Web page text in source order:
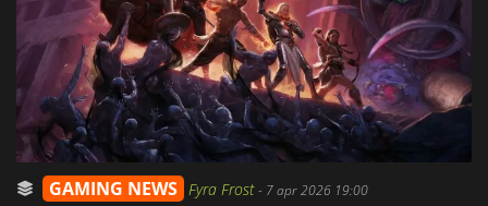
GAMING NEWS Fyra Frost- 7 apr 2026 19:00